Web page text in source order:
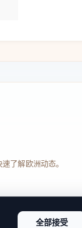
了解欧洲动态。
全部接受